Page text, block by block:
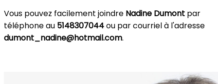
Vous pouvez facilement joindre Nadine Dumont par
téléphone au 5148307044ou par courriel à l'adresse
dumont_nadine@hotmail.com.